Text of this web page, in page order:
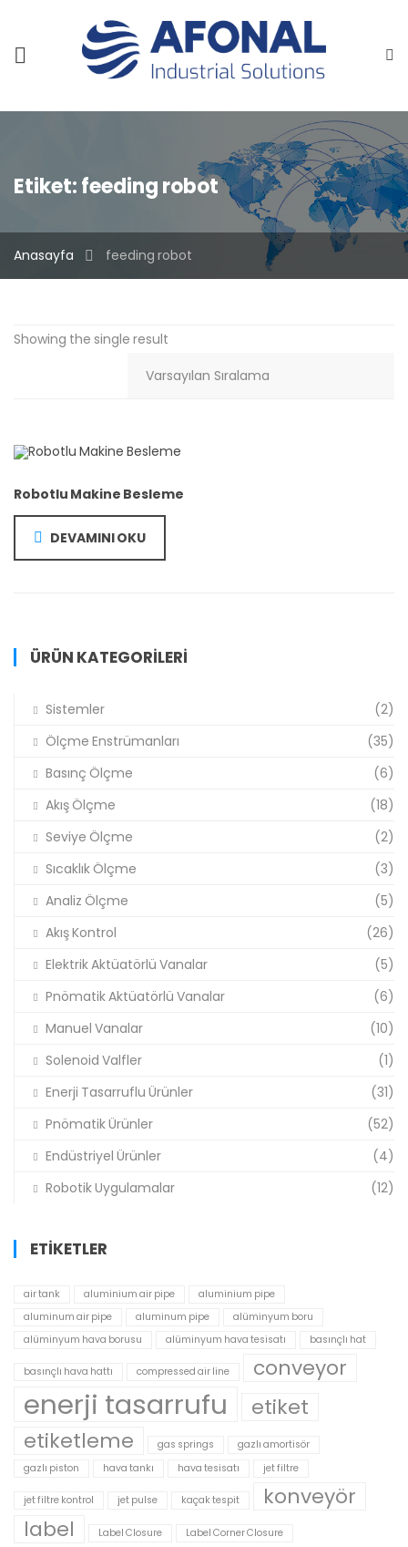
Etiket:feeding robot
Anasayfa feeding robot
Showing the single result
Robotlu Makine Besleme
DEVAMINI OKU
ÜRÜN KATEGORILERI
Sistemler
(2)
Ölçme Enstrümanları
(35)
Basınç Ölçme
(6)
Akış Ölçme
(18)
Seviye Ölçme
(2)
Sıcaklık Ölçme
(3)
Analiz Ölçme
(5)
Akış Kontrol
(26)
Elektrik Aktüatörlü Vanalar
(5)
Pnömatik Aktüatörlü Vanalar
(6)
Manuel Vanalar
(10)
Solenoid Valfler
(1)
Enerji Tasarruflu Ürünler
(31)
Pnömatik Ürünler
(52)
Endüstriyel Ürünler
(4)
Robotik Uygulamalar
(12)
ETIKETLER
air tank aluminium air pipe
aluminium pipe
aluminum air pipe
aluminum pipe
alüminyum boru
alüminyum hava borusu
alüminyum hava tesisatı basınçlı hat
basınçlı hava hattı compressed air line conveyor
enerji tasarrufu
etiket
etiketleme
gas springs
gazlı amortisör
gazlı piston
hava tankı hava tesisatı jet filtre
jet filtre kontrol jet pulse kaçak tespit
konveyör
label
Label Closure Label Corner Closure